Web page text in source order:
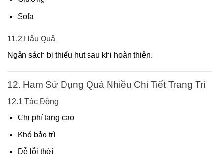
Sofa
11.2 Hậu Quả
Ngân sách bị thiếu hụt sau khi hoàn thiện.
12. Ham Sử Dụng Quá Nhiều Chi Tiết Trang Trí
12.1 Tác Động
Chi phí tăng cao
Khó bảo trì
Dễ lỗi thời